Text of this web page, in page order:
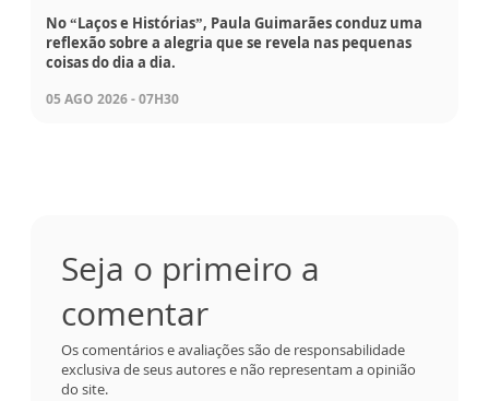
No “Laços e Histórias”, Paula Guimarães conduz uma
reflexão sobre a alegria que se revela nas pequenas
coisas do dia a dia.
05 AGO 2026 - 07H30
Seja o primeiro a
comentar
Os comentários e avaliações são de responsabilidade
exclusiva de seus autores e não representam a opinião
do site.